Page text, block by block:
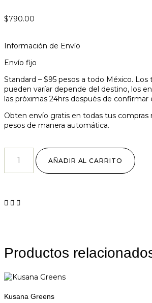
$790.00
Información de Envío
Envío fijo
Standard – $95 pesos a todo México.
pueden varíar depende del destino, los
las próximas 24hrs después de confirmar
Obten envío gratis en todas tus compras
pesos de manera automática.
AÑADIR AL CARRITO
Productos
Kusana Greens